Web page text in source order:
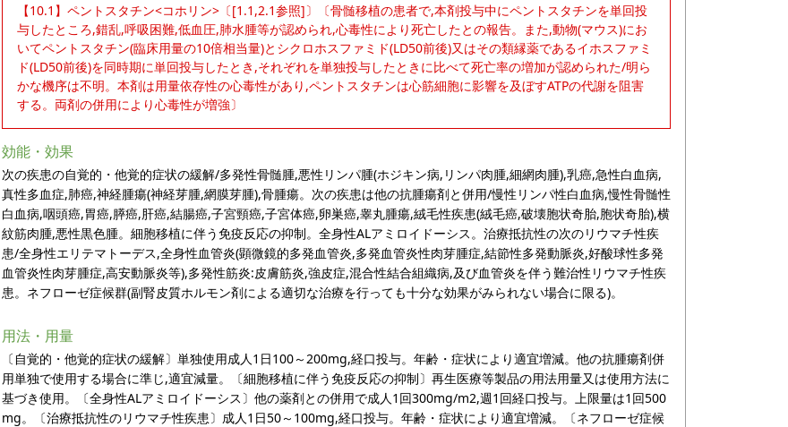
【10.1】ペントスタチン<コホリン>〔[1.1,2.1参照]〕〔骨髄移植の患者で,本剤投与中にペントスタチンを単回投
与したところ,錯乱,呼吸困難,低血圧,肺水腫等が認められ,心毒性により死亡したとの報告。また,動物(マウス)にお
いてペントスタチン(臨床用量の10倍相当量)とシクロホスファミド(LD50前後)又はその類縁薬であるイホスファミ
ド(LD50前後)を同時期に単回投与したとき,それぞれを単独投与したときに比べて死亡率の増加が認められた/明ら
かな機序は不明。本剤は用量依存性の心毒性があり,ペントスタチンは心筋細胞に影響を及ぼすATPの代謝を阻害
する。両剤の併用により心毒性が増強〕
効能・効果
次の疾患の自覚的・他覚的症状の緩解/多発性骨髄腫,悪性リンパ腫(ホジキン病,リンパ肉腫,細網肉腫),乳癌,急性白血病,
真性多血症,肺癌,神経腫瘍(神経芽腫,網膜芽腫),骨腫瘍。次の疾患は他の抗腫瘍剤と併用/慢性リンパ性白血病,慢性骨髄性
白血病,咽頭癌,胃癌,膵癌,肝癌,結腸癌,子宮頸癌,子宮体癌,卵巣癌,睾丸腫瘍,絨毛性疾患(絨毛癌,破壊胞状奇胎,胞状奇胎),横
紋筋肉腫,悪性黒色腫。細胞移植に伴う免疫反応の抑制。全身性ALアミロイドーシス。治療抵抗性の次のリウマチ性疾
患/全身性エリテマトーデス,全身性血管炎(顕微鏡的多発血管炎,多発血管炎性肉芽腫症,結節性多発動脈炎,好酸球性多発
血管炎性肉芽腫症,高安動脈炎等),多発性筋炎:皮膚筋炎,強皮症,混合性結合組織病,及び血管炎を伴う難治性リウマチ性疾
患。ネフローゼ症候群(副腎皮質ホルモン剤による適切な治療を行っても十分な効果がみられない場合に限る)。
用法・用量
〔自覚的・他覚的症状の緩解〕単独使用成人1日100～200mg,経口投与。年齢・症状により適宜増減。他の抗腫瘍剤併
用単独で使用する場合に準じ,適宜減量。〔細胞移植に伴う免疫反応の抑制〕再生医療等製品の用法用量又は使用方法に
基づき使用。〔全身性ALアミロイドーシス〕他の薬剤との併用で成人1回300mg/m2,週1回経口投与。上限量は1回500
mg。〔治療抵抗性のリウマチ性疾患〕成人1日50～100mg,経口投与。年齢・症状により適宜増減。〔ネフローゼ症候